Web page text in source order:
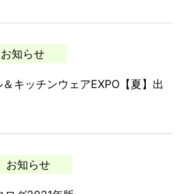
お知らせ
キッチンウェアEXPO【夏】出
お知らせ